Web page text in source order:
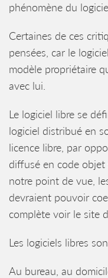
phénomène du
Certaines de ces
pensées, car le
modèle propriétaire
avec lui.
Le logiciel libre se
logiciel distribué en
licence libre, par
diffusé en code objet
notre point de vue,
devraient pouvoir
complète voir le site
Les logiciels libres
Au bureau, au